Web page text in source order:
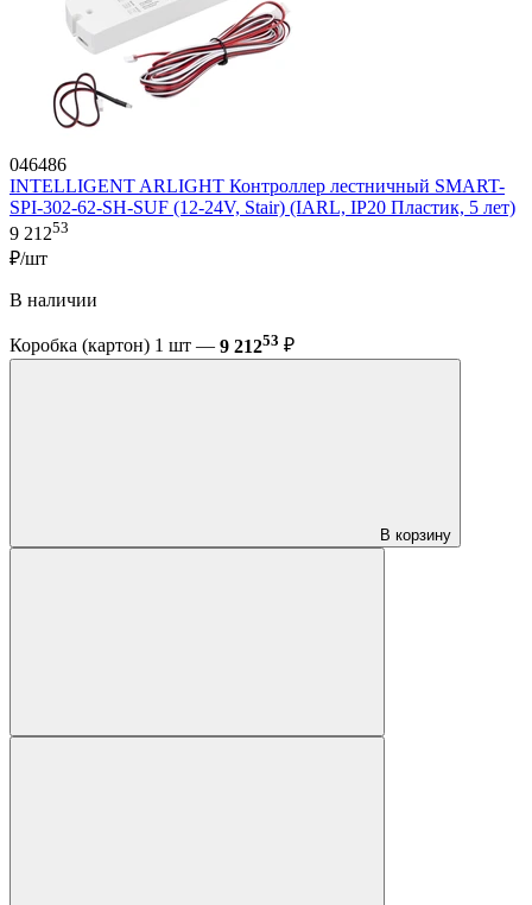
046486
INTELLIGENT ARLIGHT Контроллер лестничный SMART-
SPI-302-62-SH-SUF (12-24V, Stair) (IARL, IP20 Пластик, 5 лет)
9 21253
₽/шт
В наличии
Коробка (картон) 1 шт — 9 21253 ₽
В корзину